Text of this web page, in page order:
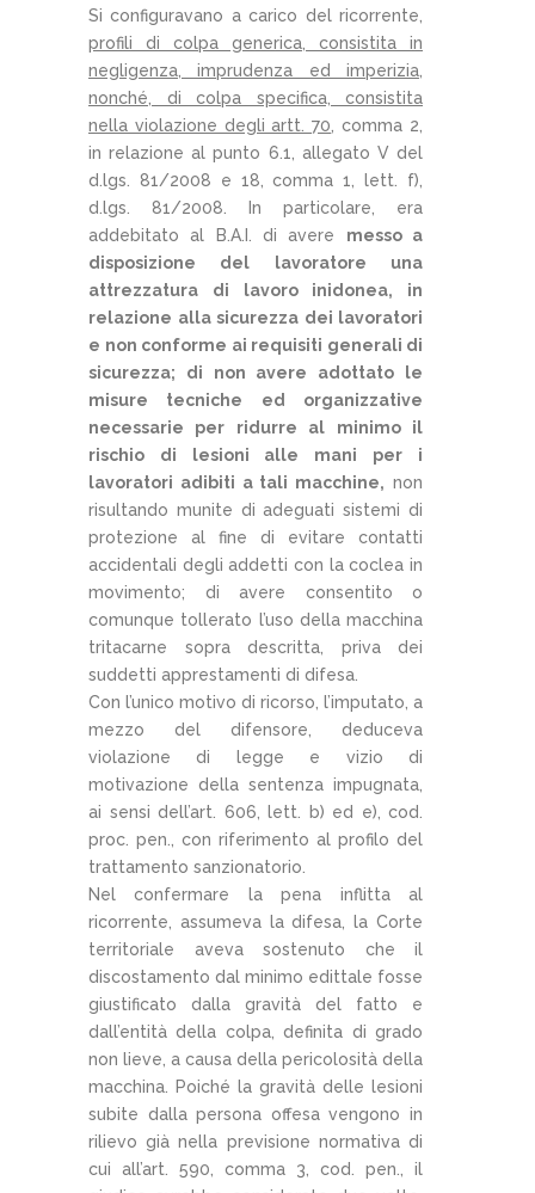
Si configuravano a carico del ricorrente,
profili di colpa generica, consistita in
negligenza, imprudenza ed imperizia,
nonché, di colpa specifica, consistita
nella violazione degli artt. 70 , comma 2,
in relazione al punto 6.1, allegato V del
d.lgs. 81/2008 e 18, comma 1, lett. f),
d.lgs. 81/2008. In particolare, era
addebitato al B.A.I. di avere messo a
disposizione del lavoratore una
attrezzatura di lavoro inidonea, in
relazione alla sicurezza dei lavoratori
e non conforme ai requisiti generali di
sicurezza; di non avere adottato le
misure tecniche ed organizzative
necessarie per ridurre al minimo il
rischio di lesioni alle mani per i
lavoratori adibiti a tali macchine, non
risultando munite di adeguati sistemi di
protezione al fine di evitare contatti
accidentali degli addetti con la coclea in
movimento; di avere consentito o
comunque tollerato l’uso della macchina
tritacarne sopra descritta, priva dei
suddetti apprestamenti di difesa.
Con l’unico motivo di ricorso, l’imputato, a
mezzo del difensore, deduceva
violazione di legge e vizio di
motivazione della sentenza impugnata,
ai sensi dell’art. 606, lett. b) ed e), cod.
proc. pen., con riferimento al profilo del
trattamento sanzionatorio.
Nel confermare la pena inflitta al
ricorrente, assumeva la difesa, la Corte
territoriale aveva sostenuto che il
discostamento dal minimo edittale fosse
giustificato dalla gravità del fatto e
dall’entità della colpa, definita di grado
non lieve, a causa della pericolosità della
macchina. Poiché la gravità delle lesioni
subite dalla persona offesa vengono in
rilievo già nella previsione normativa di
cui all’art. 590, comma 3, cod. pen., il